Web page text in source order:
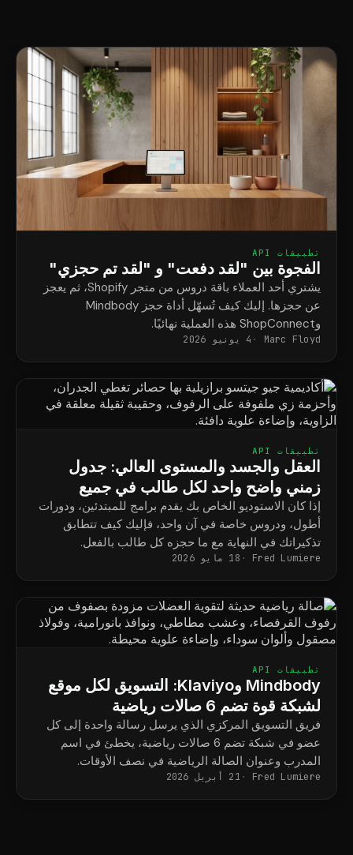
تطبيقات API
الفجوة بين "لقد دفعت" و "لقد تم حجزي"
يشتري أحد العملاء باقة دروس من متجر Shopify، ثم يعجز
عن حجزها. إليك كيف تُسهّل أداة حجز Mindbody
وShopConnect هذه العملية نهائيًا.
Marc Floyd 4 يونيو 2026
تطبيقات API
العقل والجسد والمستوى العالي: جدول
زمني واضح واحد لكل طالب في جميع
البرامج
إذا كان الاستوديو الخاص بك يقدم برامج للمبتدئين، ودورات
أطول، ودروس خاصة في آن واحد، فإليك كيف تتطابق
تذكيراتك في النهاية مع ما حجزه كل طالب بالفعل.
Fred Lumiere 18 مايو 2026
تطبيقات API
Mindbody وKlaviyo: التسويق لكل موقع
لشبكة قوة تضم 6 صالات رياضية
فريق التسويق المركزي الذي يرسل رسالة واحدة إلى كل
عضو في شبكة تضم 6 صالات رياضية، يخطئ في اسم
المدرب وعنوان الصالة الرياضية في نصف الأوقات.
Fred Lumiere 21 أبريل 2026